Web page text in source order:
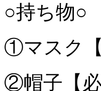
○持ち物○
①マスク
②帽子【必